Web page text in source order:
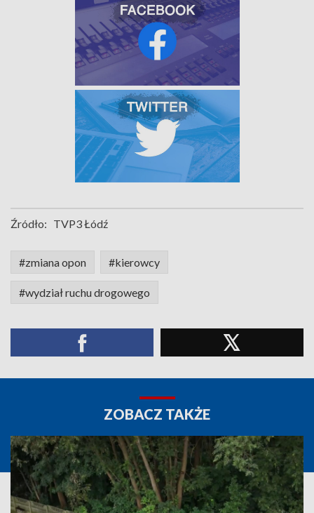
Źródło: TVP3 Łódź
#zmiana opon #kierowcy
#wydział ruchu drogowego
ZOBACZ TAKŻE